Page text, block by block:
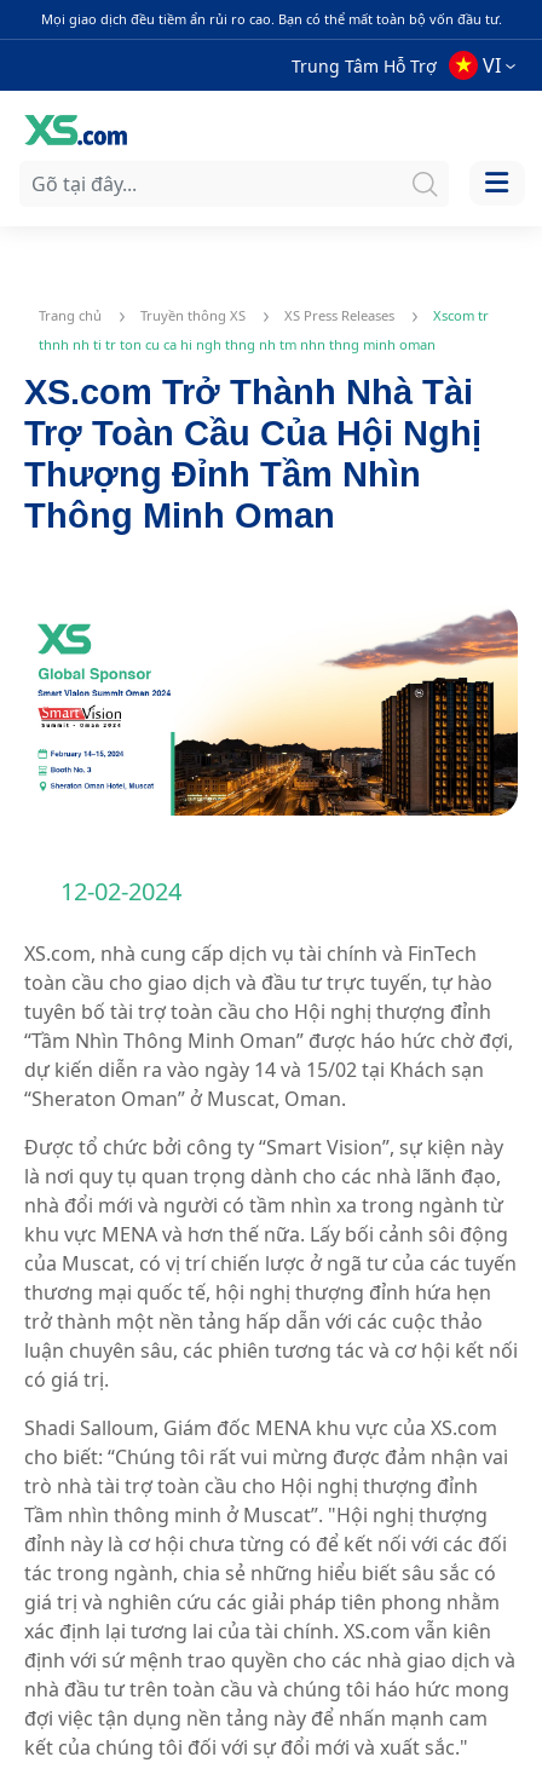
Mọi giao dịch đều tiềm ẩn rủi ro cao. Bạn có thể mất toàn bộ vốn đầu tư.
Trung Tâm Hỗ Trợ VI
Trang chủ Truyền thông XS XS Press Releases
Xscom tr
thnh nh ti tr ton cu ca hi ngh thng nh tm nhn thng minh oman
XS.com Trở Thành Nhà Tài
Trợ Toàn Cầu Của Hội Nghị
Thượng Đỉnh Tầm Nhìn
Thông Minh Oman
12-02-2024
XS.com, nhà cung cấp dịch vụ tài chính và FinTech
toàn cầu cho giao dịch và đầu tư trực tuyến, tự hào
tuyên bố tài trợ toàn cầu cho Hội nghị thượng đỉnh
“Tầm Nhìn Thông Minh Oman” được háo hức chờ đợi,
dự kiến diễn ra vào ngày 14 và 15/02 tại Khách sạn
“Sheraton Oman” ở Muscat, Oman.
Được tổ chức bởi công ty “Smart Vision”, sự kiện này
là nơi quy tụ quan trọng dành cho các nhà lãnh đạo,
nhà đổi mới và người có tầm nhìn xa trong ngành từ
khu vực MENA và hơn thế nữa. Lấy bối cảnh sôi động
của Muscat, có vị trí chiến lược ở ngã tư của các tuyến
thương mại quốc tế, hội nghị thượng đỉnh hứa hẹn
trở thành một nền tảng hấp dẫn với các cuộc thảo
luận chuyên sâu, các phiên tương tác và cơ hội kết nối
có giá trị.
Shadi Salloum, Giám đốc MENA khu vực của XS.com
cho biết: “Chúng tôi rất vui mừng được đảm nhận vai
trò nhà tài trợ toàn cầu cho Hội nghị thượng đỉnh
Tầm nhìn thông minh ở Muscat”. "Hội nghị thượng
đỉnh này là cơ hội chưa từng có để kết nối với các đối
tác trong ngành, chia sẻ những hiểu biết sâu sắc có
giá trị và nghiên cứu các giải pháp tiên phong nhằm
xác định lại tương lai của tài chính. XS.com vẫn kiên
định với sứ mệnh trao quyền cho các nhà giao dịch và
nhà đầu tư trên toàn cầu và chúng tôi háo hức mong
đợi việc tận dụng nền tảng này để nhấn mạnh cam
kết của chúng tôi đối với sự đổi mới và xuất sắc."